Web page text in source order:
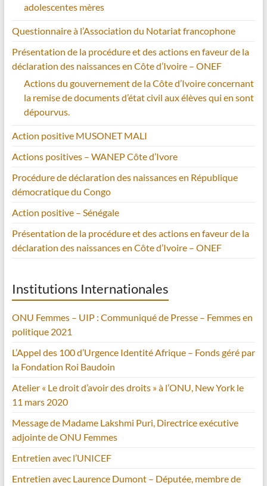
adolescentes mères
Questionnaire à l’Association du Notariat francophone
Présentation de la procédure et des actions en faveur de la
déclaration des naissances en Côte d’Ivoire – ONEF
Actions du gouvernement de la Côte d’Ivoire concernant
la remise de documents d’état civil aux élèves qui en sont
dépourvus.
Action positive MUSONET MALI
Actions positives – WANEP Côte d’Ivore
Procédure de déclaration des naissances en République
démocratique du Congo
Action positive – Sénégale
Présentation de la procédure et des actions en faveur de la
déclaration des naissances en Côte d’Ivoire – ONEF
Institutions Internationales
ONU Femmes – UIP : Communiqué de Presse – Femmes en
politique 2021
L’Appel des 100 d’Urgence Identité Afrique – Fonds géré par
la Fondation Roi Baudoin
Atelier « Le droit d’avoir des droits » à l’ONU, New York le
11 mars 2020
Message de Madame Lakshmi Puri, Directrice exécutive
adjointe de ONU Femmes
Entretien avec l’UNICEF
Entretien avec Laurence Dumont – Députée, membre de